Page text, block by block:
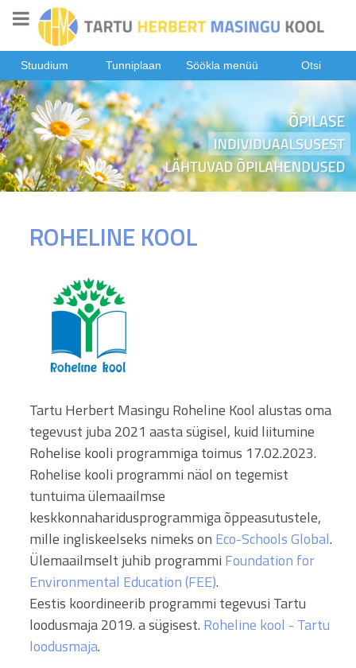
Stuudium Tunniplaan Söökla menüü Otsi
ROHELINE KOOL
Tartu Herbert Masingu Roheline Kool alustas oma
tegevust juba 2021 aasta sügisel, kuid liitumine
Rohelise kooli programmiga toimus 17.02.2023.
Rohelise kooli programmi näol on tegemist
tuntuima ülemaailmse
keskkonnaharidusprogrammiga õppeasutustele,
mille ingliskeelseks nimeks on Eco-Schools Global.
Ülemaailmselt juhib programmi Foundation for
Environmental Education (FEE).
Eestis koordineerib programmi tegevusi Tartu
loodusmaja 2019. a sügisest. Roheline kool - Tartu
loodusmaja.